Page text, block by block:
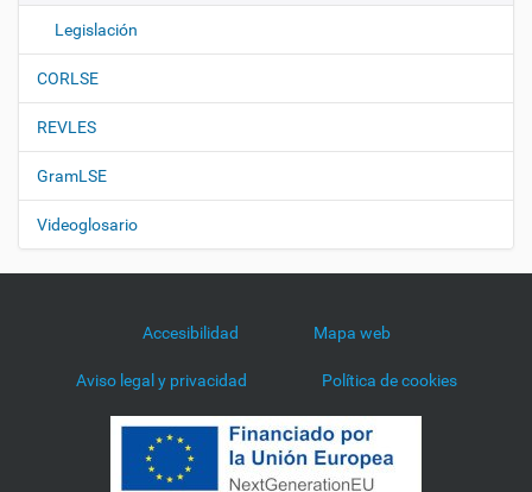
Legislación
CORLSE
REVLES
GramLSE
Videoglosario
Accesibilidad Mapa web
Aviso legal y privacidad Política de cookies